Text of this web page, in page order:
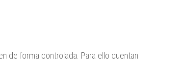
de forma controlada. Para ello cuentan